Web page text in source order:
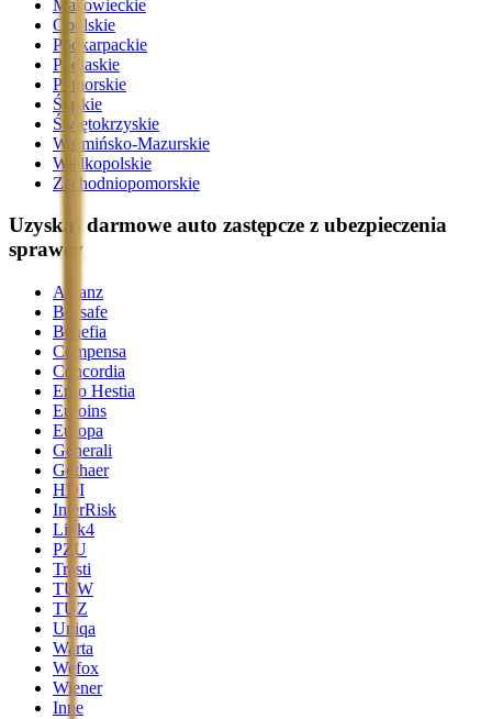
Mazowieckie
Opolskie
Podkarpackie
Podlaskie
Pomorskie
Śląskie
Świętokrzyskie
Warmińsko-Mazurskie
Wielkopolskie
Zachodniopomorskie
Uzyskaj darmowe auto zastępcze z ubezpieczenia
sprawcy
Allianz
Beesafe
Benefia
Compensa
Concordia
Ergo Hestia
Euroins
Europa
Generali
Gothaer
HDI
InterRisk
Link4
PZU
Trasti
TUW
TUZ
Uniqa
Warta
Wefox
Wiener
Inne